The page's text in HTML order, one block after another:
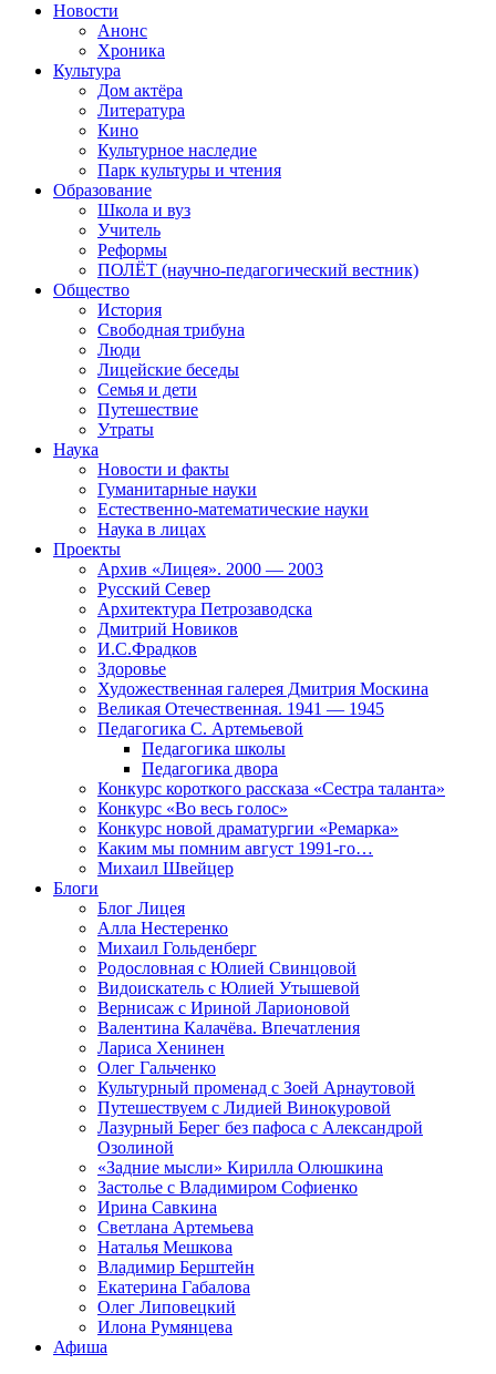
Новости
Анонс
Хроника
Культура
Дом актёра
Литература
Кино
Культурное наследие
Парк культуры и чтения
Образование
Школа и вуз
Учитель
Реформы
ПОЛЁТ (научно-педагогический вестник)
Общество
История
Свободная трибуна
Люди
Лицейские беседы
Семья и дети
Путешествие
Утраты
Наука
Новости и факты
Гуманитарные науки
Естественно-математические науки
Наука в лицах
Проекты
Архив «Лицея». 2000 — 2003
Русский Север
Архитектура Петрозаводска
Дмитрий Новиков
И.С.Фрадков
Здоровье
Художественная галерея Дмитрия Москина
Великая Отечественная. 1941 — 1945
Педагогика С. Артемьевой
Педагогика школы
Педагогика двора
Конкурс короткого рассказа «Сестра таланта»
Конкурс «Во весь голос»
Конкурс новой драматургии «Ремарка»
Каким мы помним август 1991-го…
Михаил Швейцер
Блоги
Блог Лицея
Алла Нестеренко
Михаил Гольденберг
Родословная с Юлией Свинцовой
Видоискатель с Юлией Утышевой
Вернисаж с Ириной Ларионовой
Валентина Калачёва. Впечатления
Лариса Хенинен
Олег Гальченко
Культурный променад с Зоей Арнаутовой
Путешествуем с Лидией Винокуровой
Лазурный Берег без пафоса с Александрой
Озолиной
«Задние мысли» Кирилла Олюшкина
Застолье с Владимиром Софиенко
Ирина Савкина
Светлана Артемьева
Наталья Мешкова
Владимир Берштейн
Екатерина Габалова
Олег Липовецкий
Илона Румянцева
Афиша